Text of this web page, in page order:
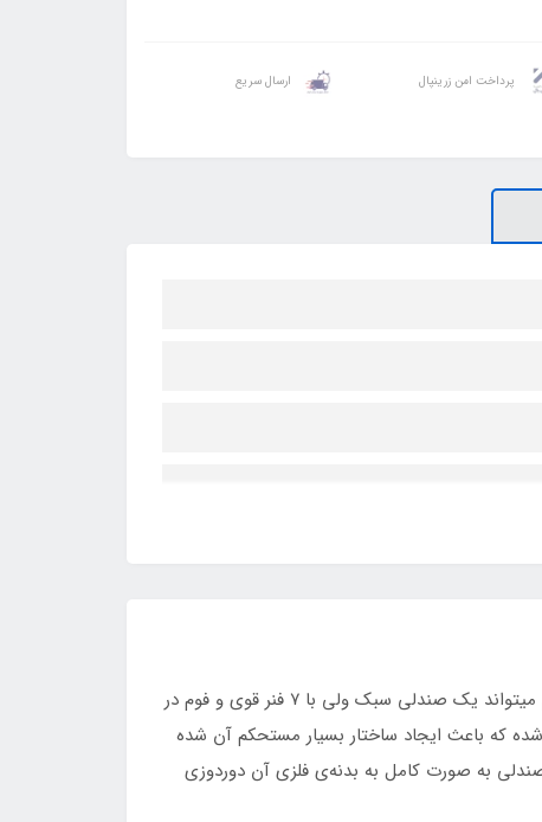
پرداخت امن زرینپال ارسال سریع
صندلی های مدل اکو مخفف کلمه economic به معنای اقتصادی است که از لوله ۲۰×۷۰ بهره میگیرد و با وزنی معادل ۲۹۰۰ گرم میتواند یک صندلی سبک ولی با ۷ فنر قوی و فوم در
که باعث ایجاد ساختار بسیار مستحکم آن شده
به صورت کامل به بدنه‌ی فلزی آن دوردوزی